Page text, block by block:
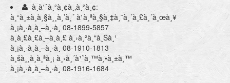
à¸à¹ˆà¸²à¸¢à¸‚à¸²à¸¢:
à¸“à¸±à¸à¸§à¸¸à¸’à¸´ à¹à¸ªà¸§à¸‡à¸¨à¸´à¸£à¸´à¸œà¸¥
à¸¡à¸·à¸­à¸–à¸·à¸­ 08-1899-5857
à¸­à¸£à¸£à¸–à¸à¸£ à¸›à¸²à¸“à¸Šà¸¹
à¸¡à¸·à¸­à¸–à¸·à¸­ 08-1910-1813
à¸šà¸¸à¸à¸ªà¸¡ à¸›à¸´à¹ˆà¸™à¸•à¸±à¸™
à¸¡à¸·à¸­à¸–à¸·à¸­ 08-1916-1684